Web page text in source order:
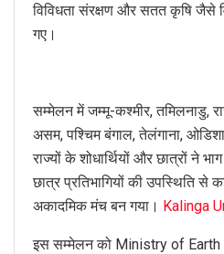
विविधता संरक्षण और सतत कृषि जैसे
गए।
सम्मेलन में जम्मू-कश्मीर, तमिलनाडु,
असम, पश्चिम बंगाल, तेलंगाना,
राज्यों के शोधार्थियों और छात्रों ने
छात्र प्रतिभागियों की उपस्थिति से
अकादमिक मंच बन गया। Kalinga
इस सम्मेलन को Ministry of